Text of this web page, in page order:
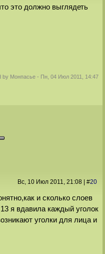
это должно выглядеть
by Монпасье - Пн, 04 Июл 2011, 14:47
Вс, 10 Июл 2011, 21:08| #20
и сколько слоев
я вдавила каждый уголок
уголки для лица и